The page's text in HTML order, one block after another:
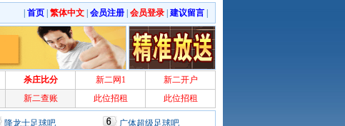
首页 繁体中文 会员注册 会员登录 建议留言
杀庄比分 新二网1
新二开户
新二查账 此位招租 此位招租
降龙士足球吧
广体超级足球吧